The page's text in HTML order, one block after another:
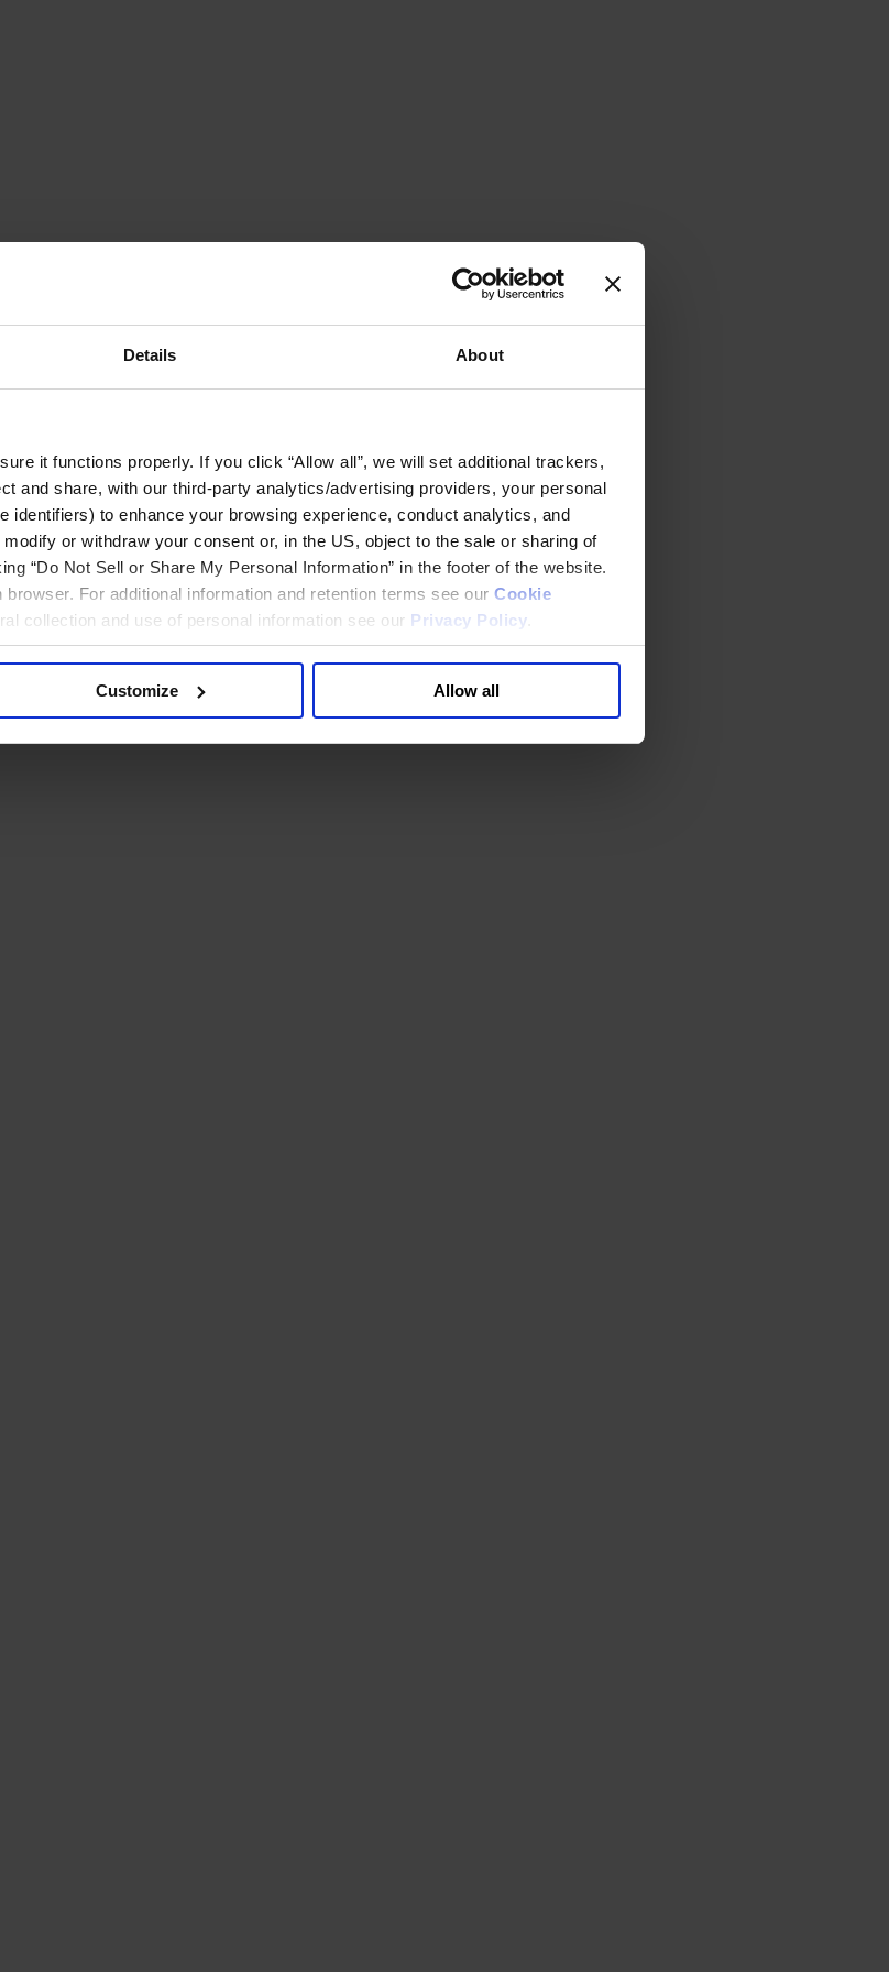
Details About
it functions properly. If you click “Allow all”, we will set additional trackers,
and share, with our third-party analytics/advertising providers, your personal
identifiers) to enhance your browsing experience, conduct analytics, and
or withdraw your consent or, in the US, object to the sale or sharing of
“Do Not Sell or Share My Personal Information” in the footer of the website.
For additional information and retention terms see our Cookie
collection and use of personal information see our Privacy Policy
Customize Allow all